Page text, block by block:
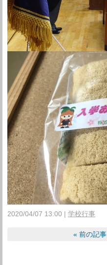
2020/04/07 13:00 学校行事
« 前の記事